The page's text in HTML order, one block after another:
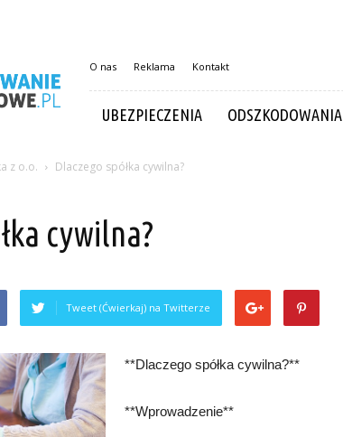
O nas Reklama Kontakt
UBEZPIECZENIA ODSZKODOWANIA
z o.o. Dlaczego spółka cywilna?
cywilna?
Tweet (Ćwierkaj) na Twitterze
**Dlaczego spółka cywilna?**
**Wprowadzenie**